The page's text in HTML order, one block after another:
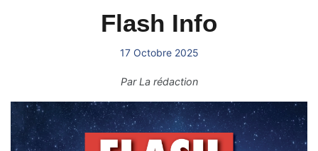
Flash Info
17 Octobre 2025
ParLa rédaction